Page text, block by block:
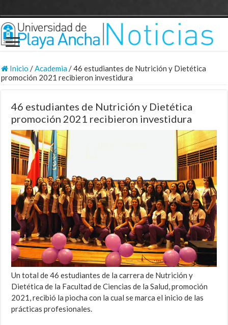
Inicio /Academia/46 estudiantes de Nutrición y Dietética
promoción 2021 recibieron investidura
46 estudiantes de Nutrición y Dietética
promoción 2021 recibieron investidura
Un total de 46 estudiantes de la carrera de Nutrición y
Dietética de la Facultad de Ciencias de la Salud, promoción
2021, recibió la piocha con la cual se marca el inicio de las
prácticas profesionales.